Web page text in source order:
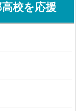
校を応援